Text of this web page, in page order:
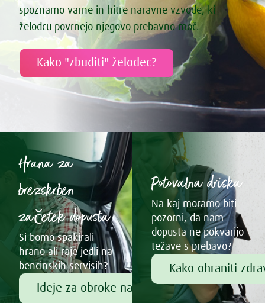
spoznamo varne in hitre naravne vzvode, ki
želodcu povrnejo njegovo prebavno moč.
Kako "zbuditi" želodec?
Hrana za
brezskrben
začetek dopusta
Si bomo spakirali
hrano ali raje jedli na
bencinskih servisih?
Ideje za obroke na poti
Potovalna driska
Na kaj moramo biti
pozorni, da nam
dopusta ne pokvarijo
težave s prebavo?
Kako ohraniti